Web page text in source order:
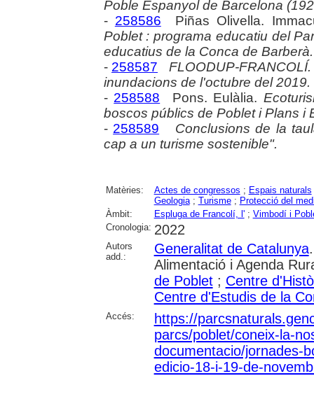
Poble Espanyol de Barcelona
- 258586 Piñas Olivella.
Poblet : programa educatiu del
educatius de la Conca de Barberà.
- 258587
FLOODUP-
inundacions de l'octubre del 2019.
- 258588 Pons. Eulàlia.
boscos públics de Poblet i Plans i
- 258589
Conclusions de la
cap a un turisme sostenible".
Matèries: Actes de congressos ; Espais naturals
Geologia; Turisme; Protecció del
Àmbit:
Espluga de Francolí, l'; Vimbodí i
Cronologia: 2022
Autors
add.:
Generalitat de Catalunya
Alimentació i Agenda
de Poblet; Centre
Centre d'Estudis de la
Accés:
https://
parcs/poblet/coneix-la-
documentacio/jornades-
edicio-18-i-19-de-